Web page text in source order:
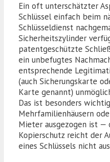
Ein oft unterschätzter
Schlüssel einfach beim
Schlüsseldienst
Sicherheitszylinder
patentgeschützte
ein unbefugtes
entsprechende
(auch Sicherungskarte
Karte genannt)
Das ist besonders
Mehrfamilienhäusern
Mieter ausgezogen ist —
Kopierschutz reicht der
eines Schlüssels nicht